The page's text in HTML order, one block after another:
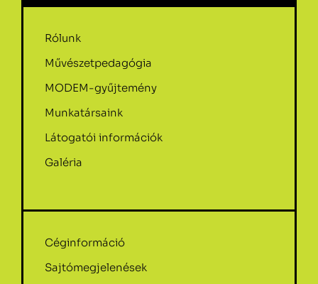
Rólunk
Művészetpedagógia
MODEM-gyűjtemény
Munkatársaink
Látogatói információk
Galéria
Céginformáció
Sajtómegjelenések